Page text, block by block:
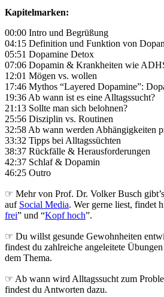
Kapitelmarken:
00:00 Intro und Begrüßung
04:15 Definition und Funktion von
05:51 Dopamine Detox
07:06 Dopamin & Krankheiten wie
12:01 Mögen vs. wollen
17:46 Mythos “Layered Dopamine”:
19:36 Ab wann ist es eine Alltagssucht?
21:13 Sollte man sich belohnen?
25:56 Disziplin vs. Routinen
32:58 Ab wann werden Abhängigkeiten
33:32 Tipps bei Alltagssüchten
38:37 Rückfälle & Herausforderungen
42:37 Schlaf & Dopamin
46:25 Outro
☞ Mehr von Prof. Dr. Volker Busch
auf Social Media. Wer gerne liest, findet
frei” und “Kopf hoch”.
☞ Du willst gesunde Gewohnheiten
findest du zahlreiche angeleitete
dem Thema.
☞ Ab wann wird Alltagssucht zum
findest du Antworten dazu.